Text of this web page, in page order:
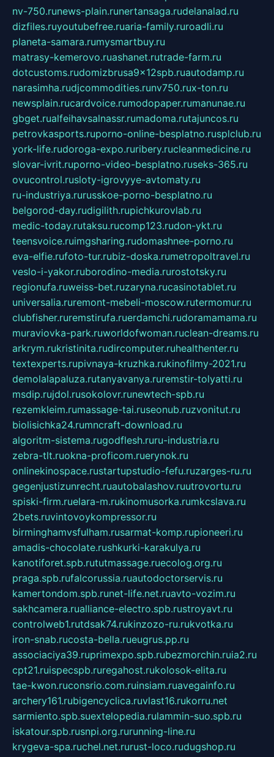
nv-750.runews-plain.runertansaga.rudelanalad.ru
dizfiles.ruyoutubefree.ruaria-family.ruroadli.ru
planeta-samara.rumysmartbuy.ru
matrasy-kemerovo.ruashanet.rutrade-farm.ru
dotcustoms.rudomizbrusa9x12spb.ruautodamp.ru
narasimha.rudjcommodities.runv750.rux-ton.ru
newsplain.rucardvoice.rumodopaper.rumanunae.ru
gbget.rualfeihavsalnassr.rumadoma.rutajuncos.ru
petrovkasports.ruporno-online-besplatno.rusplclub.ru
york-life.rudoroga-expo.ruribery.rucleanmedicine.ru
slovar-ivrit.ruporno-video-besplatno.ruseks-365.ru
ovucontrol.rusloty-igrovyye-avtomaty.ru
ru-industriya.rurusskoe-porno-besplatno.ru
belgorod-day.rudigilith.rupichkurovlab.ru
medic-today.rutaksu.rucomp123.rudon-ykt.ru
teensvoice.ruimgsharing.rudomashnee-porno.ru
eva-elfie.rufoto-tur.rubiz-doska.rumetropoltravel.ru
veslo-i-yakor.ruborodino-media.rurostotsky.ru
regionufa.ruweiss-bet.ruzaryna.rucasinotablet.ru
universalia.ruremont-mebeli-moscow.rutermomur.ru
clubfisher.ruremstirufa.ruerdamchi.rudoramamama.ru
muraviovka-park.ruworldofwoman.ruclean-dreams.ru
arkrym.rukristinita.rudircomputer.ruhealthenter.ru
textexperts.rupivnaya-kruzhka.rukinofilmy-2021.ru
demolalapaluza.rutanyavanya.ruremstir-tolyatti.ru
msdip.rujdol.rusokolovr.runewtech-spb.ru
rezemkleim.rumassage-tai.ruseonub.ruzvonitut.ru
biolisichka24.rumncraft-download.ru
algoritm-sistema.rugodflesh.ruru-industria.ru
zebra-tlt.ruokna-proficom.ruerynok.ru
onlinekinospace.rustartupstudio-fefu.ruzarges-ru.ru
gegenjustizunrecht.ruautobalashov.ruutrovortu.ru
spiski-firm.ruelara-m.rukinomusorka.rumkcslava.ru
2bets.ruvintovoykompressor.ru
birminghamvsfulham.rusarmat-komp.rupioneeri.ru
amadis-chocolate.rushkurki-karakulya.ru
kanotiforet.spb.rututmassage.ruecolog.org.ru
praga.spb.rufalcorussia.ruautodoctorservis.ru
kamertondom.spb.runet-life.net.ruavto-vozim.ru
sakhcamera.rualliance-electro.spb.rustroyavt.ru
controlweb1.rutdsak74.rukinzozo-ru.rukvotka.ru
iron-snab.rucosta-bella.rueugrus.pp.ru
associaciya39.ruprimexpo.spb.rubezmorchin.ruia2.ru
cpt21.ruispecspb.ruregahost.rukolosok-elita.ru
tae-kwon.ruconsrio.com.ruinsiam.ruavegainfo.ru
archery161.rubigencyclica.ruvlast16.rukorru.net
sarmiento.spb.suextelopedia.rulammin-suo.spb.ru
iskatour.spb.rusnpi.org.rurunning-line.ru
krygeva-spa.ruchel.net.rurust-loco.rudugshop.ru